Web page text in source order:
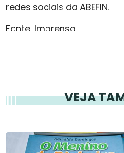
redes sociais da ABEFIN.
Fonte: Imprensa
VEJA